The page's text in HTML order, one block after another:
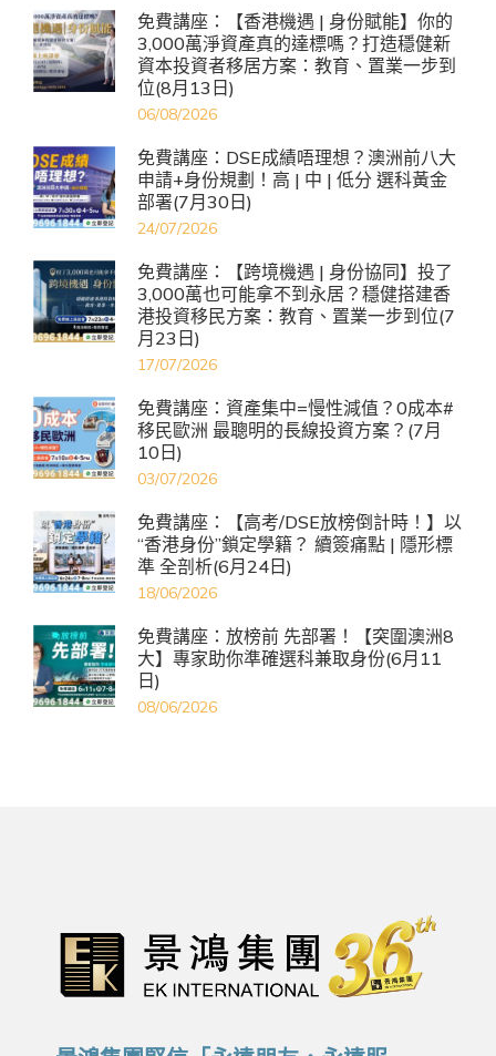
免費講座：【香港機遇 | 身份賦能】你的
3,000萬淨資產真的達標嗎？打造穩健新
資本投資者移居方案：教育、置業一步到
位(8月13日)
06/08/2026
免費講座：DSE成績唔理想？澳洲前八大
申請+身份規劃！高 | 中 | 低分 選科黃金
部署(7月30日)
24/07/2026
免費講座：【跨境機遇 | 身份協同】投了
3,000萬也可能拿不到永居？穩健搭建香
港投資移民方案：教育、置業一步到位(7
月23日)
17/07/2026
免費講座：資產集中=慢性減值？0成本#
移民歐洲 最聰明的長線投資方案？(7月
10日)
03/07/2026
免費講座：【高考/DSE放榜倒計時！】以
“香港身份”鎖定學籍？ 續簽痛點 | 隱形標
準 全剖析(6月24日)
18/06/2026
免費講座：放榜前 先部署！【突圍澳洲8
大】專家助你準確選科兼取身份(6月11
日)
08/06/2026